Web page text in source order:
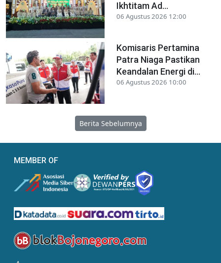
Ikhtitam Ad...
06 Agustus 2026 12:00
Komisaris Pertamina
Patra Niaga Pastikan
Keandalan Energi di...
06 Agustus 2026 10:00
Berita Sebelumnya
MEMBER OF